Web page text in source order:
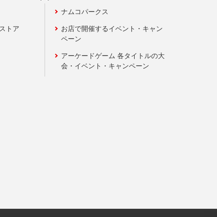
トア
ナムコパークス
お店で開催するイベント・キャン
ペーン
アーケードゲーム 各タイトルの大
会・イベント・キャンペーン